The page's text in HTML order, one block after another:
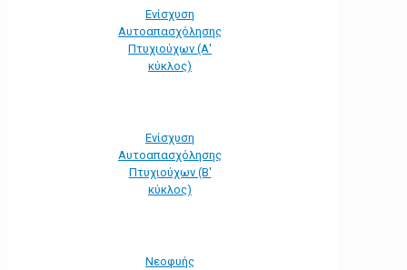
Ενίσχυση
Αυτοαπασχόλησης
Πτυχιούχων (Α'
κύκλος)
Ενίσχυση
Αυτοαπασχόλησης
Πτυχιούχων (Β'
κύκλος)
Νεοφυής